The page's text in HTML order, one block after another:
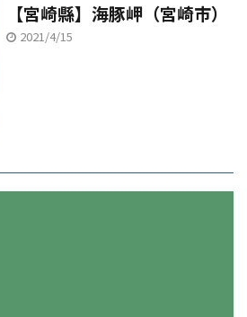
【宮崎縣】海豚岬（宮崎市）
2021/4/15